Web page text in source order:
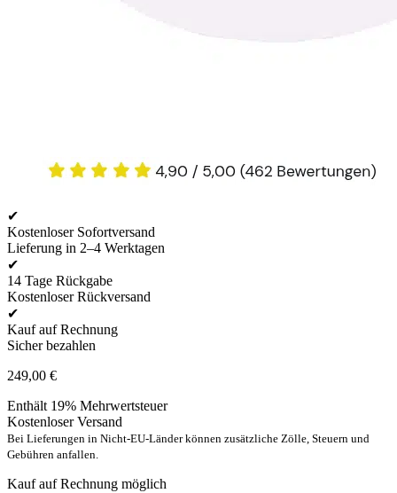
✔
Kostenloser Sofortversand
Lieferung in 2–4 Werktagen
✔
14 Tage Rückgabe
Kostenloser Rückversand
✔
Kauf auf Rechnung
Sicher bezahlen
249,00 €
Enthält 19% Mehrwertsteuer
Kostenloser Versand
Bei Lieferungen in Nicht-EU-Länder können zusätzliche Zölle, Steuern und
Gebühren anfallen.
Kauf auf Rechnung möglich